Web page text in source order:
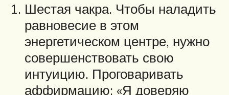
Шестая чакра. Чтобы наладить
равновесие в этом
энергетическом центре, нужно
совершенствовать свою
интуицию. Проговаривать
аффирмацию: «Я доверяю